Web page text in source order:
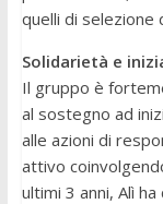
quelli di selezione
Solidarietà e
Il gruppo è
al sostegno ad
alle azioni di
attivo
ultimi 3 anni, Alì